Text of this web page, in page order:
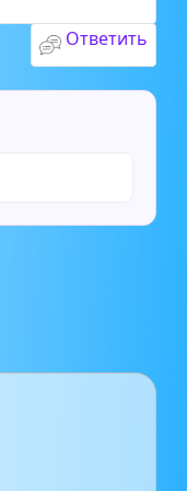
Ответить